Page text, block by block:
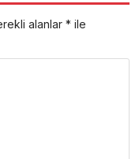
alanlar * ile